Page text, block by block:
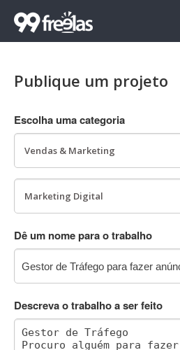
Publique um projeto
Escolha uma categoria
Dê um nome para o trabalho
Descreva o trabalho a ser feito